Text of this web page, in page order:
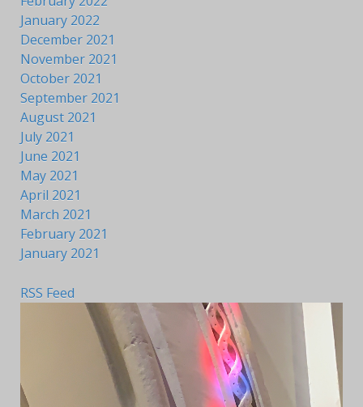
January 2022
December 2021
November 2021
October 2021
September 2021
August 2021
July 2021
June 2021
May 2021
April 2021
March 2021
February 2021
January 2021
RSS Feed